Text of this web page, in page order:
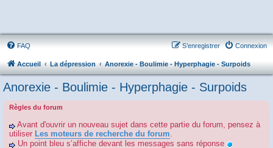
FAQ Connexion
S’enregistrer
Accueil La dépression Anorexie - Boulimie - Hyperphagie - Surpoids
Anorexie - Boulimie - Hyperphagie - Surpoids
Règles du forum
Avant d'ouvrir un nouveau sujet dans cette partie du forum, pensez à
utiliser Les moteurs de recherche du forum.
Un point bleu s’affiche devant les messages sans réponse